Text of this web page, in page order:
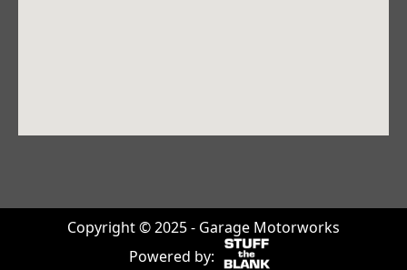
Copyright © 2025 - Garage Motorworks
Powered by: